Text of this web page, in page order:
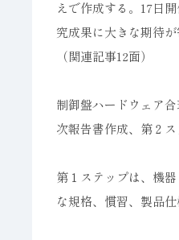
えで作成する。17日
究成果に大きな期待が
（関連記事12面）
制御盤ハードウェア
次報告書作成、第２
第１ステップは、機
な規格、慣習、製品